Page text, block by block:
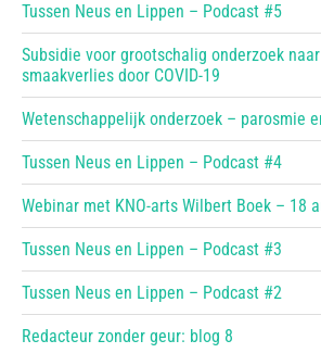
Tussen Neus en Lippen – Podcast #5
Subsidie voor grootschalig onderzoek
smaakverlies door COVID-19
Wetenschappelijk onderzoek – parosmie
Tussen Neus en Lippen – Podcast #4
Webinar met KNO-arts Wilbert Boek – 18
Tussen Neus en Lippen – Podcast #3
Tussen Neus en Lippen – Podcast #2
Redacteur zonder geur: blog 8